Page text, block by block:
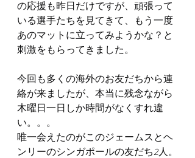
の応援も昨日だけですが、頑張って
いる選手たちを見てきて、もう一度
あのマットに立ってみようかな？と
刺激をもらってきました。
今回も多くの海外のお友だちから連
絡が来ましたが、本当に残念ながら
木曜日一日しか時間がなくすれ違
い。。。
唯一会えたのがこのジェームスとヘ
ンリーのシンガポールの友だち2人。